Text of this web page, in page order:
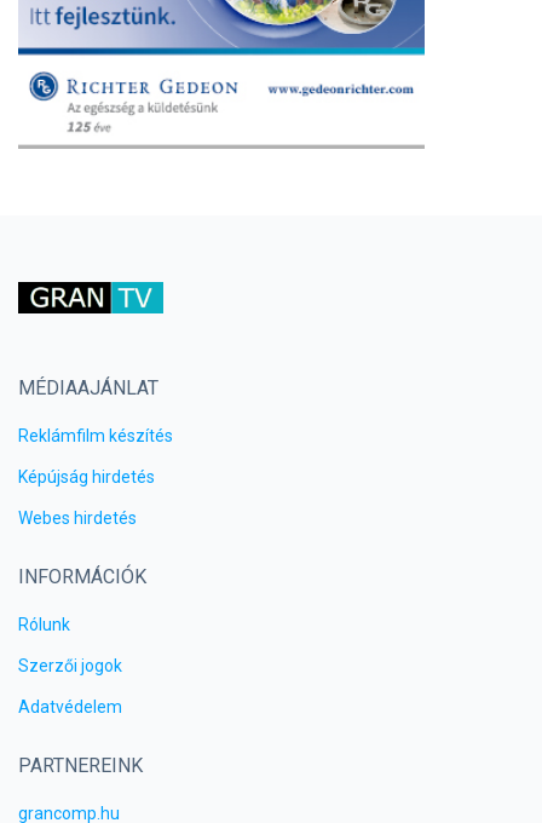
MÉDIAAJÁNLAT
Reklámfilm készítés
Képújság hirdetés
Webes hirdetés
INFORMÁCIÓK
Rólunk
Szerzői jogok
Adatvédelem
PARTNEREINK
grancomp.hu